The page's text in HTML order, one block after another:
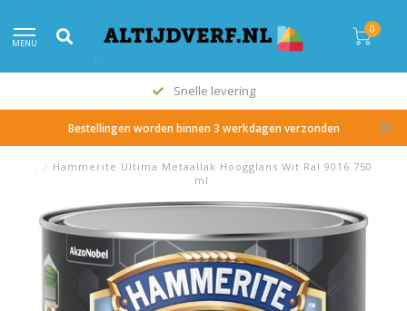
MENU
0
Snelle levering
Bestellingen worden binnen 3 werkdagen verzonden
. / Hammerite Ultima Metaallak Hoogglans Wit Ral 9016 750
ml